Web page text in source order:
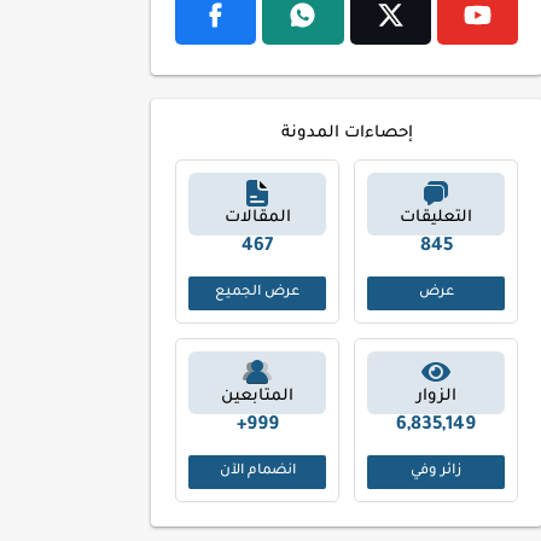
إحصاءات المدونة
التعليقات
972
عرض
المقالات
551
عرض الجميع
الزوار
6,835,149
زائر وفي
المتابعين
999+
انضمام الآن